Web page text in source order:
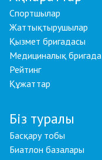
Спортшылар
Жаттықтырушылар
Қызмет бригадасы
Медициналық бригада
Рейтинг
Құжаттар
Біз туралы
Басқару тобы
Биатлон базалары